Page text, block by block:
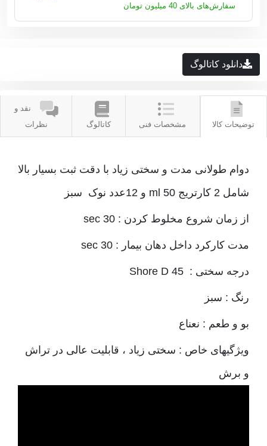
سفارش‌های بالای 40 میلیون تومان
دانلود کاتالوگ
توضیحات کالا مشخصات فنی کاتالوگ
نقد و
نظرات
دوام طولانی مدت و سختی زیاد با دقت ثبت بسیار بالا
شامل 2 کارتریج 50 ml و 12عدد نوک سبز
از زمان شروع مخلوط کردن : 30 sec
مدت کارکرد داخل دهان بیمار : 30 sec
درجه سختی : Shore D 45
رنگ : سبز
بو و طعم : نعناع
ویژگیهای خاص : سختی زیاد ، قابلیت عالی در تراش
و برش